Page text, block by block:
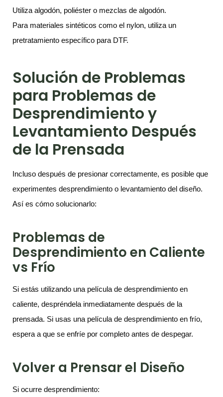
Utiliza algodón, poliéster o mezclas de algodón.
Para materiales sintéticos como el nylon, utiliza un
pretratamiento específico para DTF.
Solución de Problemas
para Problemas de
Desprendimiento y
Levantamiento Después
de la Prensada
Incluso después de presionar correctamente, es posible que
experimentes desprendimiento o levantamiento del diseño.
Así es cómo solucionarlo:
Problemas de
Desprendimiento en Caliente
vs Frío
Si estás utilizando una película de desprendimiento en
caliente, despréndela inmediatamente después de la
prensada. Si usas una película de desprendimiento en frío,
espera a que se enfríe por completo antes de despegar.
Volver a Prensar el Diseño
Si ocurre desprendimiento: